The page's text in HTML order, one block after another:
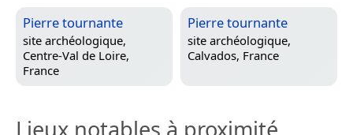
Pierre tournante
site archéologique,
Centre-Val de Loire,
France
Pierre tournante
site archéologique,
Calvados, France
Lieux notables à proximité